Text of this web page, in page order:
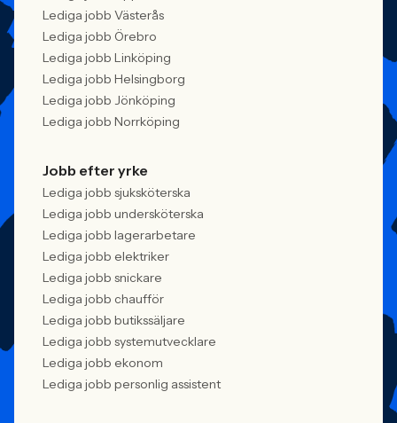
Lediga jobb Västerås
Lediga jobb Örebro
Lediga jobb Linköping
Lediga jobb Helsingborg
Lediga jobb Jönköping
Lediga jobb Norrköping
Jobb efter yrke
Lediga jobb sjuksköterska
Lediga jobb undersköterska
Lediga jobb lagerarbetare
Lediga jobb elektriker
Lediga jobb snickare
Lediga jobb chaufför
Lediga jobb butikssäljare
Lediga jobb systemutvecklare
Lediga jobb ekonom
Lediga jobb personlig assistent